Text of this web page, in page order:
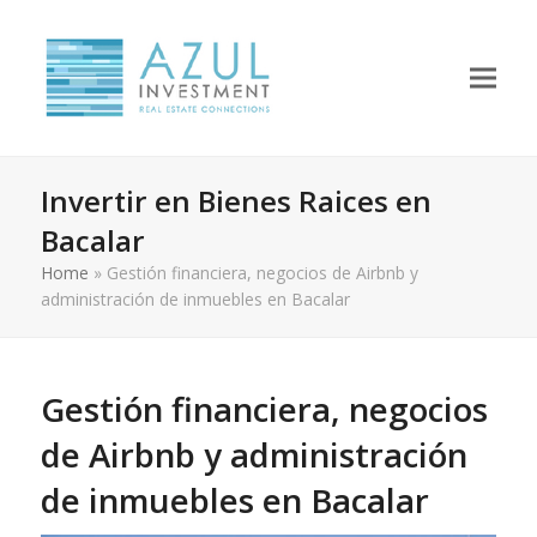
Invertir en Bienes Raices en
Bacalar
Home » Gestión financiera, negocios de Airbnb y
administración de inmuebles en Bacalar
Gestión financiera, negocios
de Airbnb y administración
de inmuebles en Bacalar